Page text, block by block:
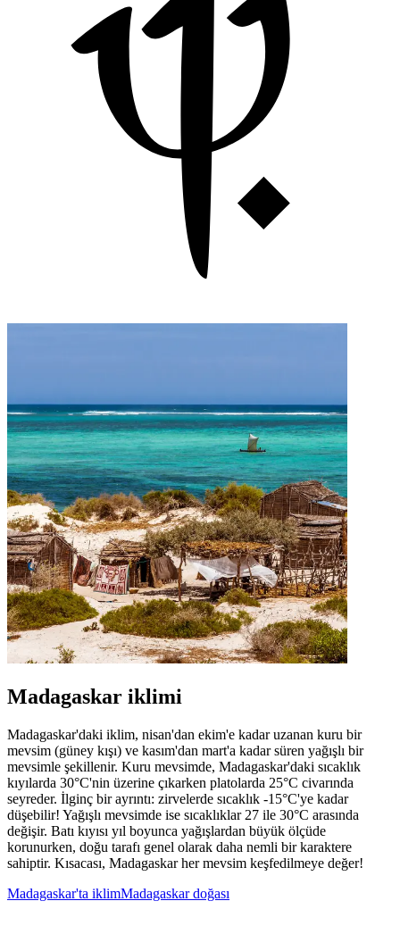
Madagaskar iklimi
Madagaskar'daki iklim, nisan'dan ekim'e kadar uzanan kuru bir
mevsim (güney kışı) ve kasım'dan mart'a kadar süren yağışlı bir
mevsimle şekillenir. Kuru mevsimde, Madagaskar'daki sıcaklık
kıyılarda 30°C'nin üzerine çıkarken platolarda 25°C civarında
seyreder. İlginç bir ayrıntı: zirvelerde sıcaklık -15°C'ye kadar
düşebilir! Yağışlı mevsimde ise sıcaklıklar 27 ile 30°C arasında
değişir. Batı kıyısı yıl boyunca yağışlardan büyük ölçüde
korunurken, doğu tarafı genel olarak daha nemli bir karaktere
sahiptir. Kısacası, Madagaskar her mevsim keşfedilmeye değer!
Madagaskar'ta iklimMadagaskar doğası